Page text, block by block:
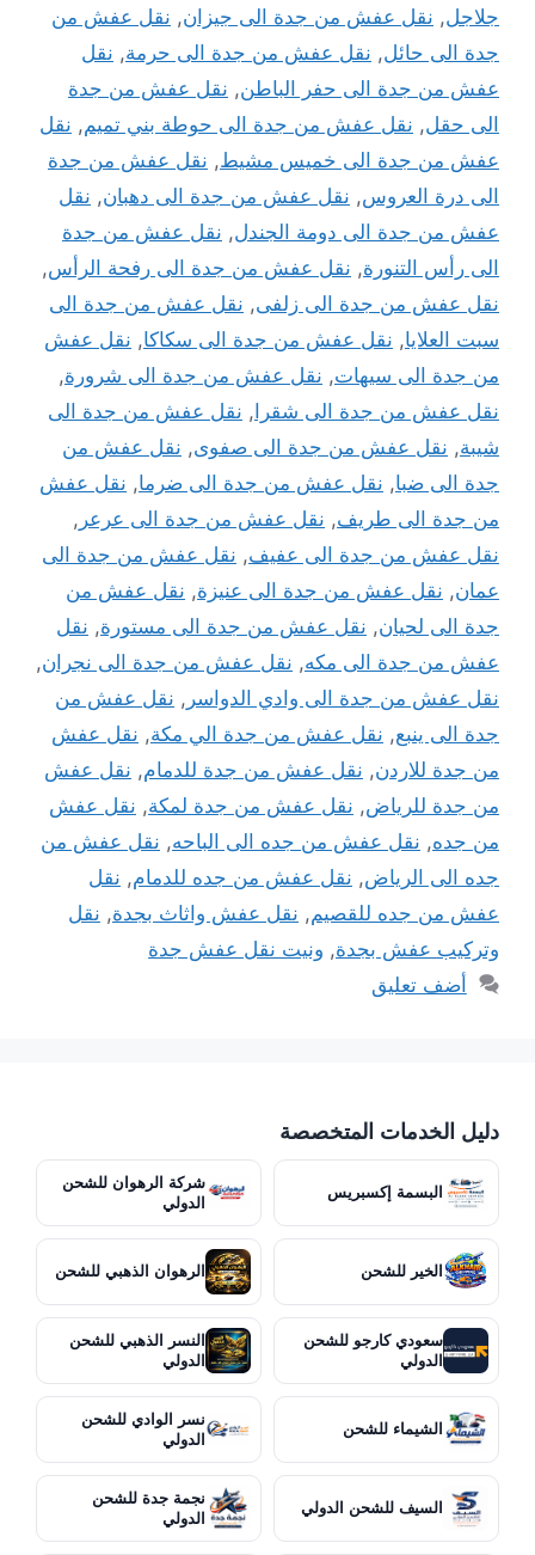
جلاجل, نقل عفش من جدة الى جيزان, نقل عفش من
جدة الى حائل, نقل عفش من جدة الى حرمة, نقل
عفش من جدة الى حفر الباطن, نقل عفش من جدة
الى حقل, نقل عفش من جدة الى حوطة بني تميم, نقل
عفش من جدة الى خميس مشيط, نقل عفش من جدة
الى درة العروس, نقل عفش من جدة الى دهبان, نقل
عفش من جدة الى دومة الجندل, نقل عفش من جدة
الى رأس التنورة, نقل عفش من جدة الى رفحة الرأس,
نقل عفش من جدة الى زلفى, نقل عفش من جدة الى
سبت العلايا, نقل عفش من جدة الى سكاكا, نقل عفش
من جدة الى سيهات, نقل عفش من جدة الى شرورة,
نقل عفش من جدة الى شقرا, نقل عفش من جدة الى
شيبة, نقل عفش من جدة الى صفوى, نقل عفش من
جدة الى ضبا, نقل عفش من جدة الى ضرما, نقل عفش
من جدة الى طريف, نقل عفش من جدة الى عرعر ,
نقل عفش من جدة الى عفيف, نقل عفش من جدة الى
عمان, نقل عفش من جدة الى عنيزة, نقل عفش من
جدة الى لحيان, نقل عفش من جدة الى مستورة, نقل
عفش من جدة الى مكه, نقل عفش من جدة الى نجران,
نقل عفش من جدة الى وادي الدواسر , نقل عفش من
جدة الى ينبع, نقل عفش من جدة الي مكة, نقل عفش
من جدة للاردن, نقل عفش من جدة للدمام, نقل عفش
من جدة للرياض, نقل عفش من جدة لمكة, نقل عفش
من جده, نقل عفش من جده الى الباحه, نقل عفش من
جده الى الرياض, نقل عفش من جده للدمام, نقل
عفش من جده للقصيم, نقل عفش واثاث بجدة, نقل
وتركيب عفش بجدة, ونيت نقل عفش جدة
أضف تعليق
دليل الخدمات المتخصصة
البسمة إكسبريس
شركة الرهوان للشحن
الدولي
الخير للشحن الرهوان الذهبي للشحن
سعودي كارجو للشحن
الدولي
النسر الذهبي للشحن
الدولي
الشيماء للشحن
نسر الوادي للشحن
الدولي
السيف للشحن الدولي
نجمة جدة للشحن
الدولي